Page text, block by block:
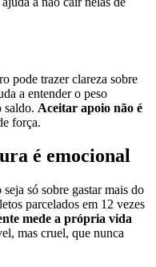
pode trazer clareza sobre
a entender o peso
saldo. Aceitar apoio não é
força.
é emocional
só sobre gastar mais do
parcelados em 12 vezes
mede a própria vida
mas cruel, que nunca